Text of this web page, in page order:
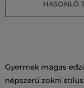
HASONLÓ
Gyermek magas
népszerű zokni